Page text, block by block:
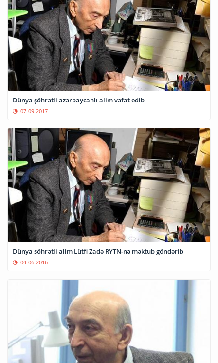
Dünya şöhrətli azərbaycanlı alim vəfat edib
07-09-2017
Dünya şöhrətli alim Lütfi Zadə RYTN-nə məktub göndərib
04-06-2016